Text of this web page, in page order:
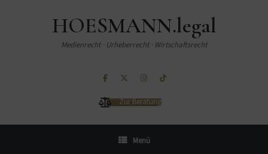
HOESMANN.legal
Medienrecht · Urheberrecht · Wirtschaftsrecht
Zur Beratung
Menü